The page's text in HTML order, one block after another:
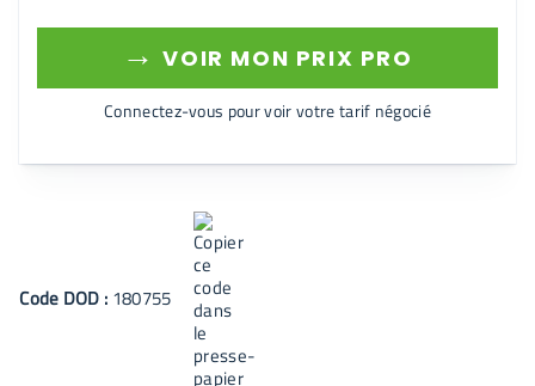
→ VOIR MON PRIX PRO
Connectez-vous pour voir votre tarif négocié
Code DOD : 180755